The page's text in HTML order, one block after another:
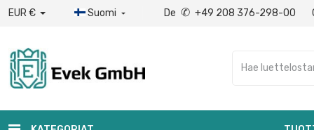
EUR € Suomi  De ✆ +49 208 376-298-00